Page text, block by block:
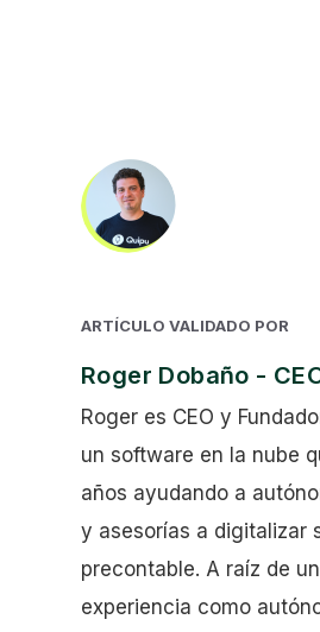
ARTÍCULO VALIDADO POR
Roger Dobaño -
Roger es CEO y
un software en la nube
años ayudando a
y asesorías a digitalizar
precontable. A raíz de
experiencia como